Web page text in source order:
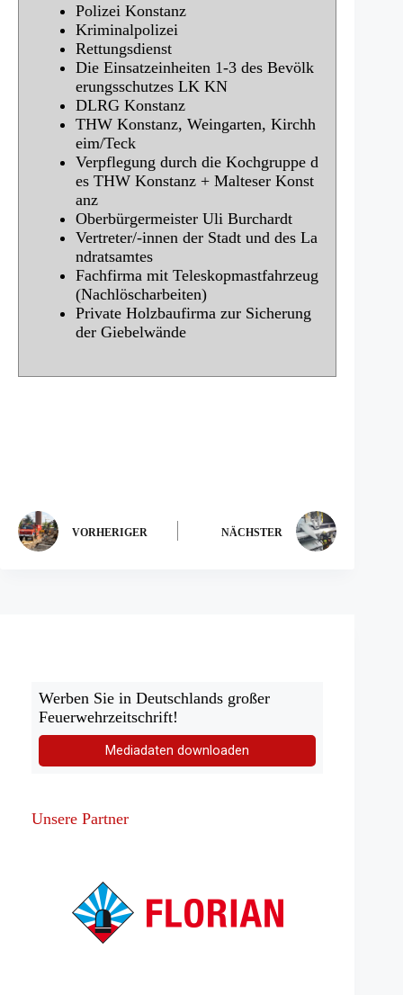
Polizei Konstanz
Kriminalpolizei
Rettungsdienst
Die Einsatzeinheiten 1-3 des Bevölk
erungsschutzes LK KN
DLRG Konstanz
THW Konstanz, Weingarten, Kirchh
eim/Teck
Verpflegung durch die Kochgruppe d
es THW Konstanz + Malteser Konst
anz
Oberbürgermeister Uli Burchardt
Vertreter/-innen der Stadt und des La
ndratsamtes
Fachfirma mit Teleskopmastfahrzeug
(Nachlöscharbeiten)
Private Holzbaufirma zur Sicherung
der Giebelwände
VORHERIGER NÄCHSTER
Werben Sie in Deutschlands großer
Feuerwehrzeitschrift!
Mediadaten downloaden
Unsere Partner